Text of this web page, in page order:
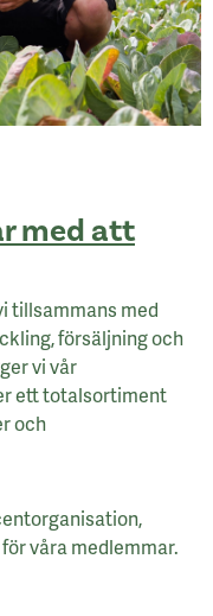
med att
tillsammans med
försäljning och
vi vår
ett totalsortiment
och
våra medlemmar.